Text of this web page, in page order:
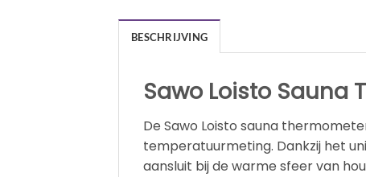
BESCHRIJVING
Sawo Loisto Sauna
De Sawo Loisto sauna
temperatuurmeting. Dankzij het
aansluit bij de warme sfeer van